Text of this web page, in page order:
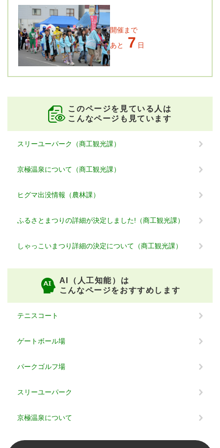
開催まで
あと
7 日
このページを見ている人は
こんなページも見ています
スリーユーパーク（商工観光課）
京極温泉について（商工観光課）
ヒグマ出没情報（農林課）
ふるさとまつりの詳細が決定しました!（商工観光課）
しゃっこいまつり詳細の決定について（商工観光課）
AI（人工知能）は
こんなページをおすすめします
テニスコート
ゲートボール場
パークゴルフ場
スリーユーパーク
京極温泉について